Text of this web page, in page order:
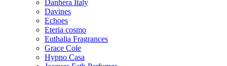
Danhera Italy
Davines
Echoes
Eteria cosmo
Euthalia Fragrances
Grace Cole
Hypno Casa